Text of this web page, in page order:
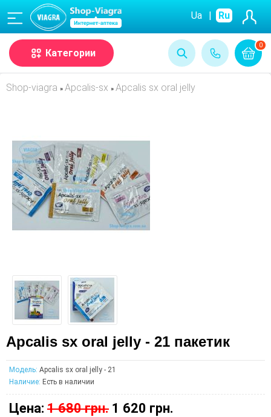
0
(068) Ua | Ru
Категории
Shop-viagra » Apcalis-sx » Apcalis sx oral jelly
Apcalis sx oral jelly - 21 пакетик
Модель: Apcalis sx oral jelly - 21
Наличие: Есть в наличии
Цена: 1 680 грн. 1 620 грн.